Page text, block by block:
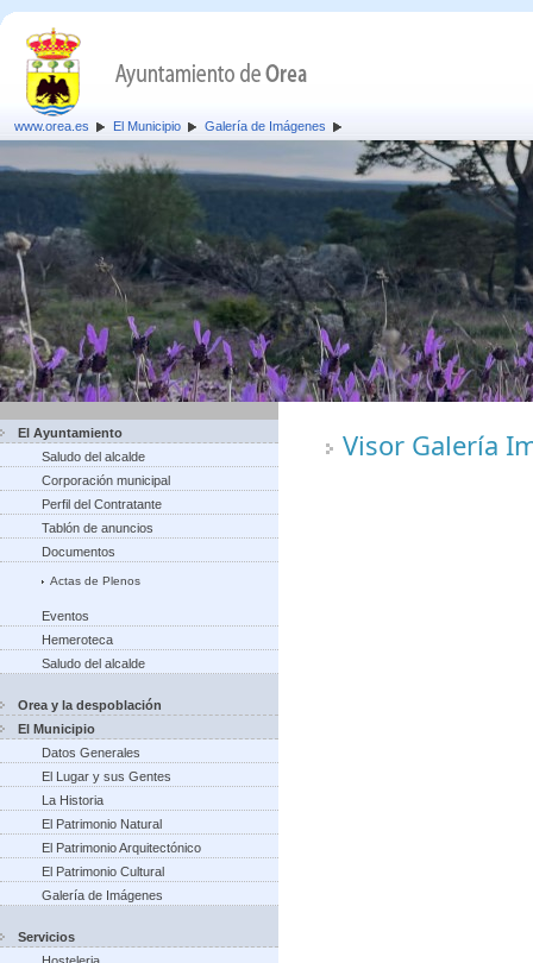
www.orea.es El Municipio Galería de Imágenes
El Ayuntamiento
Saludo del alcalde
Corporación municipal
Perfil del Contratante
Tablón de anuncios
Documentos
Actas de Plenos
Eventos
Hemeroteca
Saludo del alcalde
Orea y la despoblación
El Municipio
Datos Generales
El Lugar y sus Gentes
La Historia
El Patrimonio Natural
El Patrimonio Arquitectónico
El Patrimonio Cultural
Galería de Imágenes
Servicios
Visor Galería